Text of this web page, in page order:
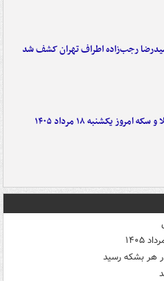
رجب‌زاده اطراف تهران کشف شد
امروز یکشنبه ۱۸ مرداد ۱۴۰۵